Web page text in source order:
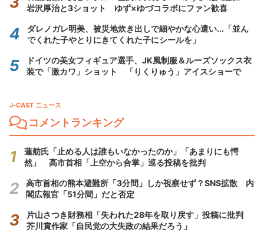
岩沢厚治と3ショット ゆず×ゆづコラボにファン歓喜
ダレノガレ明美、被災地炊き出しで細やかな心遣い...「並ん
でくれた子やとりにきてくれた子にシールを」
ドイツの美女フィギュア選手、JK風制服＆ルーズソックス衣
装で「激カワ」ショット 「りくりゅう」アイスショーで
J-CAST ニュース
コメントランキング
蓮舫氏「止める人は誰もいなかったのか」「あまりにも愕
然」 高市首相「上空から合掌」巡る投稿を批判
高市首相の熊本避難所「3分間」しか視察せず？SNS拡散 内
閣広報官「51分間」だと否定
片山さつき財務相「失われた28年を取り戻す」投稿に批判
芥川賞作家「自民党の大失政の結果だろう」